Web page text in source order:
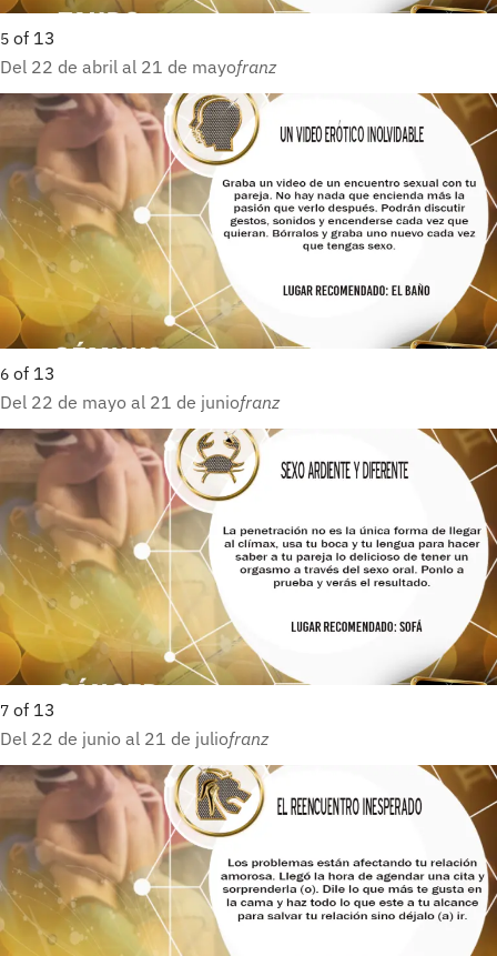
5 of 13
Del 22 de abril al 21 de mayofranz
6 of 13
Del 22 de mayo al 21 de juniofranz
7 of 13
Del 22 de junio al 21 de juliofranz